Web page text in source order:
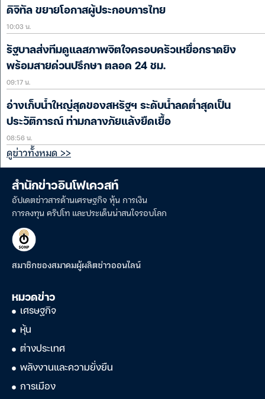
ดิจิทัล ขยายโอกาสผู้ประกอบการไทย
10:03 น.
รัฐบาลส่งทีมดูแลสภาพจิตใจครอบครัวเหยื่อกราดยิง
พร้อมสายด่วนปรึกษา ตลอด 24 ชม.
09:17 น.
อ่างเก็บน้ำใหญ่สุดของสหรัฐฯ ระดับน้ำลดต่ำสุดเป็น
ประวัติการณ์ ท่ามกลางภัยแล้งยืดเยื้อ
08:56 น.
ดูข่าวทั้งหมด >>
สำนักข่าวอินโฟเควสท์
อัปเดตข่าวสารด้านเศรษฐกิจ หุ้น การเงิน
การลงทุน คริปโท และประเด็นน่าสนใจรอบโลก
สมาชิกของสมาคมผู้ผลิตข่าวออนไลน์
หมวดข่าว
เศรษฐกิจ
หุ้น
ต่างประเทศ
พลังงานและความยั่งยืน
การเมือง